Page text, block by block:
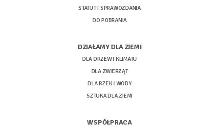
STATUT I SPRAWOZDANIA
DO POBRANIA
DZIAŁAMY DLA ZIEMI
DLA DRZEW I KLIMATU
DLA ZWIERZĄT
DLA RZEK I WODY
SZTUKA DLA ZIEMI
WSPÓŁPRACA